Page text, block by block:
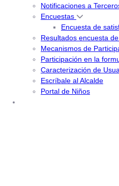
Notificaciones a
Encuestas
Encuesta de
Resultados encuesta
Mecanismos de
Participación en la
Caracterización de
Escríbale al Alcalde
Portal de Niños